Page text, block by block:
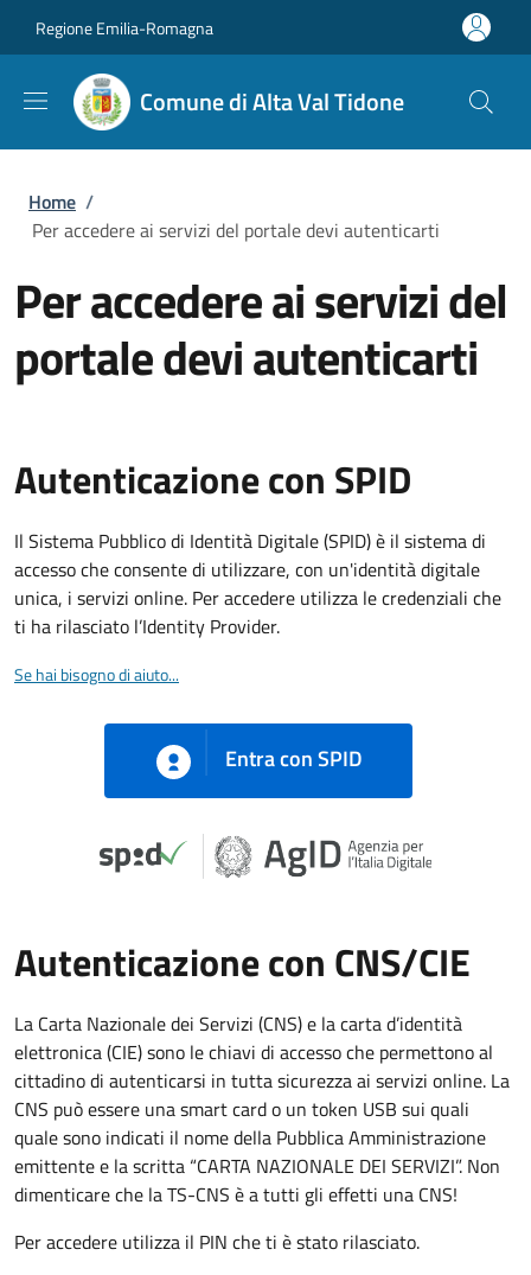
Regione Emilia-Romagna
Comune di Alta Val Tidone
Briciole di pane
Home /
Per accedere ai servizi del portale devi autenticarti
Per accedere ai servizi del
portale devi autenticarti
Autenticazione con SPID
Il Sistema Pubblico di Identità Digitale (SPID) è il sistema di
accesso che consente di utilizzare, con un'identità digitale
unica, i servizi online. Per accedere utilizza le credenziali che
ti ha rilasciato l’Identity Provider.
Se hai bisogno di aiuto...
Entra con SPID
Autenticazione con CNS/CIE
La Carta Nazionale dei Servizi (CNS) e la carta d’identità
elettronica (CIE) sono le chiavi di accesso che permettono al
cittadino di autenticarsi in tutta sicurezza ai servizi online. La
CNS può essere una smart card o un token USB sui quali
quale sono indicati il nome della Pubblica Amministrazione
emittente e la scritta “CARTA NAZIONALE DEI SERVIZI”. Non
dimenticare che la TS-CNS è a tutti gli effetti una CNS!
Per accedere utilizza il PIN che ti è stato rilasciato.